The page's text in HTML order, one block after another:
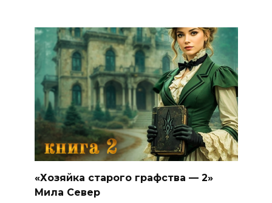
«Хозяйка старого графства — 2»
Мила Север